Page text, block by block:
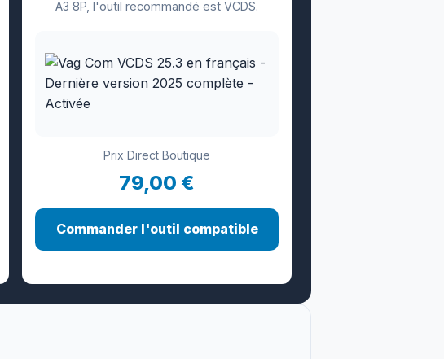
A3 8P, l'outil recommandé est VCDS.
Prix Direct Boutique
79,00 €
Commander l'outil compatible